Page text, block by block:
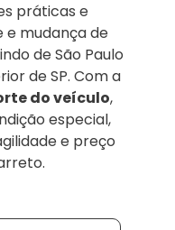
práticas e
mudança de
de São Paulo
de SP. Com a
do veículo,
especial,
e preço